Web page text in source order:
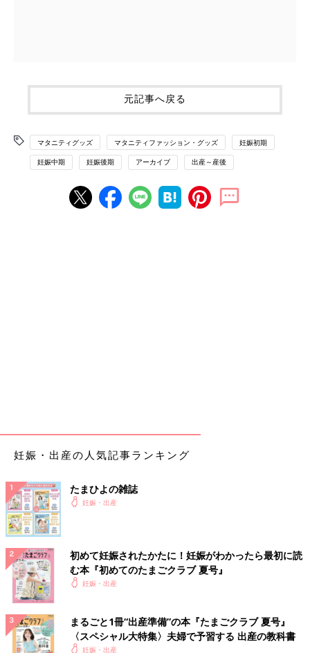
元記事へ戻る
マタニティグッズ マタニティファッション・グッズ 妊娠初期
妊娠中期 妊娠後期 アーカイブ 出産～産後
妊娠・出産の人気記事ランキング
たまひよの雑誌
妊娠・出産
初めて妊娠されたかたに！妊娠がわかったら最初に読
む本『初めてのたまごクラブ 夏号』
妊娠・出産
まるごと1冊“出産準備”の本『たまごクラブ 夏号』
〈スペシャル大特集〉夫婦で予習する 出産の教科書
妊娠・出産